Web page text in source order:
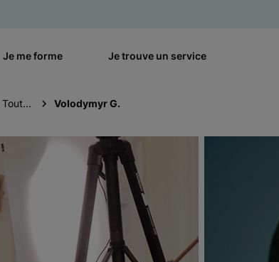
Je me forme Je trouve un service
Volodymyr G.